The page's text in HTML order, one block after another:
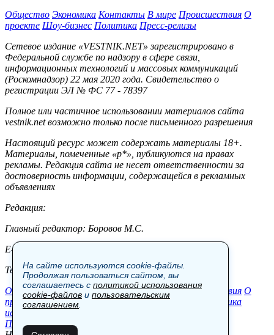
Общество Экономика Контакты В мире Происшествия О
проекте Шоу-бизнес Политика Пресс-релизы
Сетевое издание «VESTNIK.NET» зарегистрировано в
Федеральной службе по надзору в сфере связи,
информационных технологий и массовых коммуникаций
(Роскомнадзор) 22 мая 2020 года. Свидетельство о
регистрации ЭЛ № ФС 77 - 78397
Полное или частичное использовании материалов сайта
vestnik.net возможно только после письменного разрешения
Настоящий ресурс может содержать материалы 18+.
Материалы, помеченные «р*», публикуются на правах
рекламы. Редакция сайта не несет ответственности за
достоверность информации, содержащейся в рекламных
объявлениях
Редакция:
Главный редактор: Боровов М.С.
E-mail: site@vestnik.net, reb.msk@yandex.ru
Тел.: +7 (921) 720-00-97
Общество Экономика Контакты В мире Происшествия О
проекте Шоу-бизнес Политика Пресс-релизы
Политика
использования cookie-файлов
Пользовательское соглашение
На сайте используются cookie-файлы.
Продолжая пользоваться сайтом, вы
соглашаетесь с политикой использования
cookie-файлов и пользовательским
соглашением